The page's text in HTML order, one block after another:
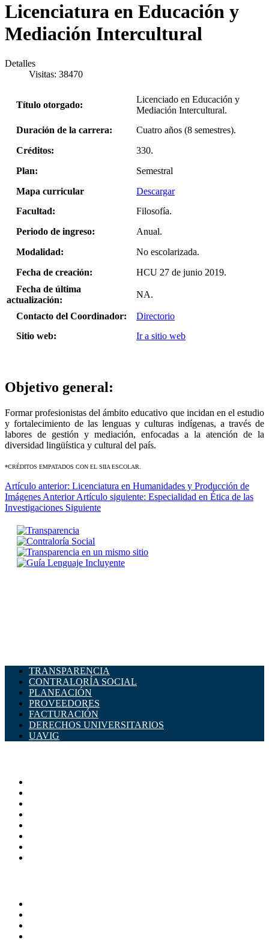
Licenciatura en Educación y
Mediación Intercultural
Detalles
Visitas: 38470
Título otorgado:
Licenciado en Educación y
Mediación Intercultural.
Duración de la carrera:
Cuatro años (8 semestres).
Créditos:
330.
Plan:
Semestral
Mapa curricular
Descargar
Facultad:
Filosofía.
Periodo de ingreso:
Anual.
Modalidad:
No escolarizada.
Fecha de creación:
HCU 27 de junio 2019.
Fecha de última
actualización:
NA.
Contacto del Coordinador:
Directorio
Sitio web:
Ir a sitio web
Objetivo general:
Formar profesionistas del ámbito educativo que incidan en el estudio
y fortalecimiento de las lenguas y culturas indígenas, a través de
labores de gestión y mediación, enfocadas a la atención de la
diversidad lingüística y cultural del país.
*CRÉDITOS EMPATADOS CON EL SIIA ESCOLAR.
Artículo anterior: Licenciatura en Humanidades y Producción de
Imágenes Anterior Artículo siguiente: Especialidad en Ética de las
Investigaciones Siguiente
TRANSPARENCIA
CONTRALORÍA SOCIAL
PLANEACIÓN
PROVEEDORES
FACTURACIÓN
DERECHOS UNIVERSITARIOS
UAVIG